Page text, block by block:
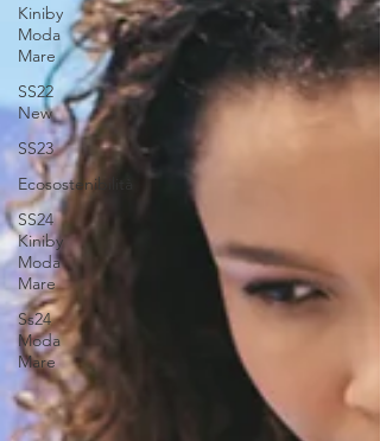
Kiniby
Moda
Mare
SS22
New
SS23
Ecosostenibilità
SS24
Kiniby
Moda
Mare
Ss24
Moda
Mare